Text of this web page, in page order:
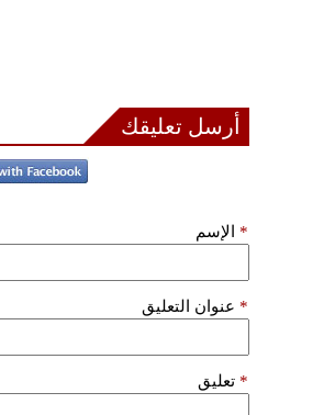
أرسل تعليقك
الإسم *
عنوان التعليق *
تعليق *